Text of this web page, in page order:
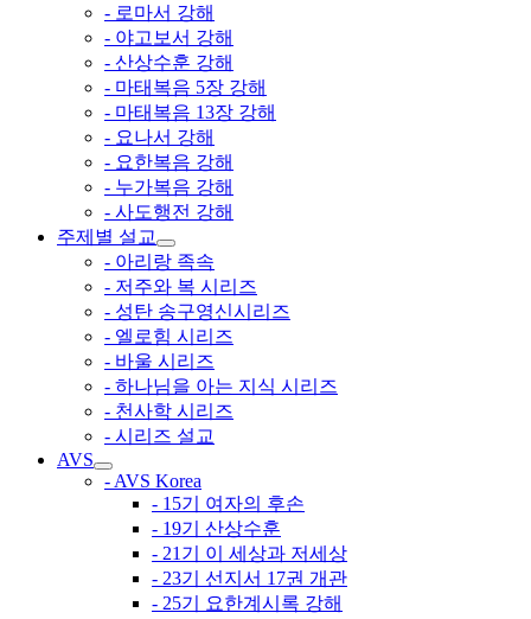
- 로마서 강해
- 야고보서 강해
- 산상수훈 강해
- 마태복음 5장 강해
- 마태복음 13장 강해
- 요나서 강해
- 요한복음 강해
- 누가복음 강해
- 사도행전 강해
주제별 설교
- 아리랑 족속
- 저주와 복 시리즈
- 성탄 송구영신시리즈
- 엘로힘 시리즈
- 바울 시리즈
- 하나님을 아는 지식 시리즈
- 천사학 시리즈
- 시리즈 설교
AVS
- AVS Korea
- 15기 여자의 후손
- 19기 산상수훈
- 21기 이 세상과 저세상
- 23기 선지서 17권 개관
- 25기 요한계시록 강해